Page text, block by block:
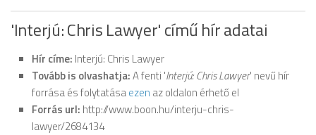
'Interjú: Chris Lawyer' című hír adatai
Hír címe: Interjú: Chris Lawyer
Tovább is olvashatja:A fenti 'Interjú: Chris Lawyer' nevű hír
forrása és folytatásaezen az oldalon érhető el
Forrás url: http://www.boon.hu/interju-chris-
lawyer/2684134